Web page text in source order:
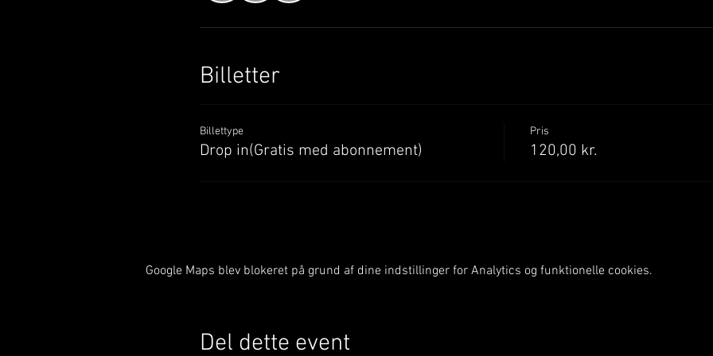
Billetter
Billettype
Drop in(Gratis med abonnement)
Pris
120,00 kr.
Google Maps blev blokeret på grund af dine indstillinger for Analytics og funktionelle cookies.
Del dette event